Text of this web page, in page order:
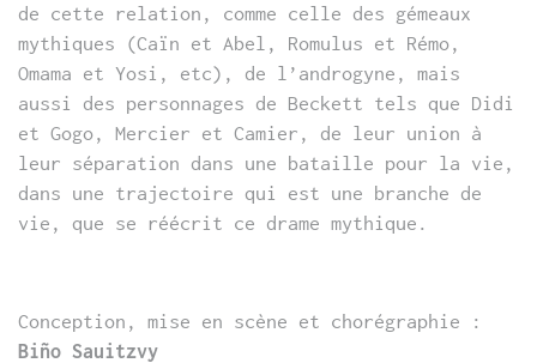
de cette relation, comme celle des gémeaux
mythiques (Caïn et Abel, Romulus et Rémo,
Omama et Yosi, etc), de l’androgyne, mais
aussi des personnages de Beckett tels que Didi
et Gogo, Mercier et Camier, de leur union à
leur séparation dans une bataille pour la vie,
dans une trajectoire qui est une branche de
vie, que se réécrit ce drame mythique.
Conception, mise en scène et chorégraphie :
Biño Sauitzvy